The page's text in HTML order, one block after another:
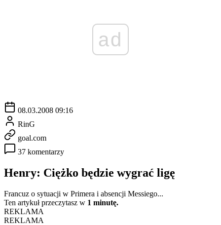
ad
08.03.2008 09:16
RinG
goal.com
37 komentarzy
Henry: Ciężko będzie wygrać ligę
Francuz o sytuacji w Primera i absencji Messiego...
Ten artykuł przeczytasz w 1 minutę.
REKLAMA
REKLAMA